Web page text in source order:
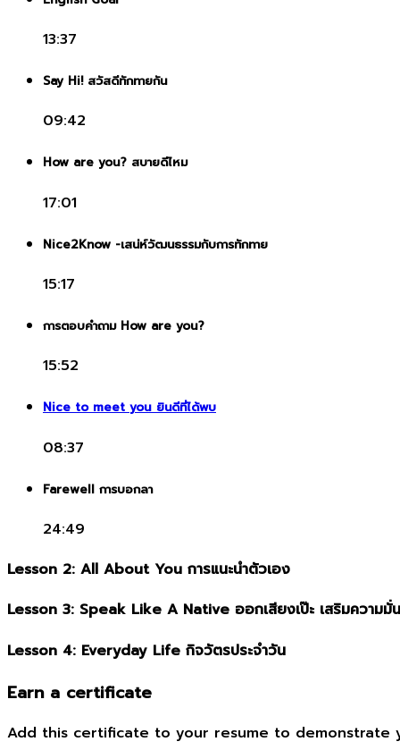
13:37
Say Hi! สวัสดีทักทายกัน
09:42
How are you? สบายดีไหม
17:01
Nice2Know -เสน่ห์วัฒนธรรมกับการทักทาย
15:17
การตอบคำถาม How are you?
15:52
Nice to meet you ยินดีที่ได้พบ
08:37
Farewell การบอกลา
24:49
Lesson 2: All About You การแนะนำตัวเอง
Lesson 3: Speak Like A Native ออกเสียงเป๊ะ เสริมความมั่
Lesson 4: Everyday Life กิจวัตรประจำวัน
Earn a certificate
Add this certificate to your resume to demonstrate